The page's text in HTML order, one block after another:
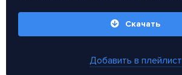
Скачать
Добавить в плейлист